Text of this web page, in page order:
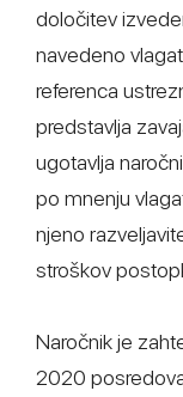
določitev
navedeno
referenca
predstavlja
ugotavlja
po mnenju
njeno
stroškov
Naročnik je
2020